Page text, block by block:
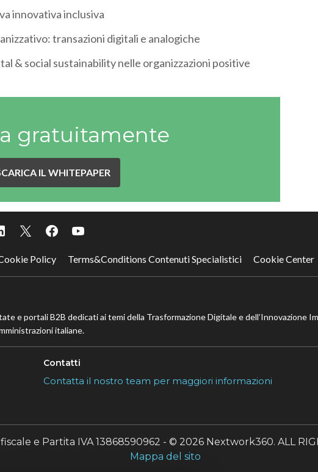
innovativa inclusiva
transazioni digitali e analogiche
& social sustainability nelle organizzazioni positive
gratuitamente
IL WHITEPAPER
Policy Terms&Conditions Contenuti Specialistici Cookie Center
e portali B2B dedicati ai temi della Trasformazione Digitale e dell’Innovazione
italiane.
Contatti
Contatta il nostro team per maggiori informazioni
e Partita IVA 13868590962 - © 2026 Nextwork360. ALL
Mappa del sito